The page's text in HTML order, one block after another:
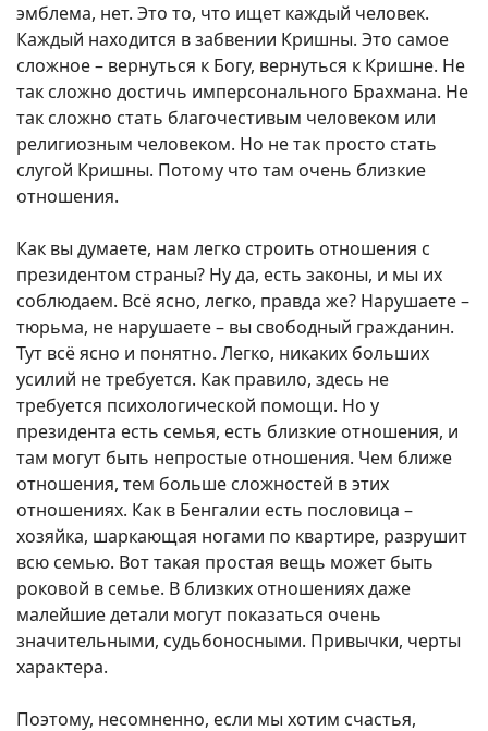
эмблема, нет. Это то, что ищет каждый человек.
Каждый находится в забвении Кришны. Это самое
сложное – вернуться к Богу, вернуться к Кришне. Не
так сложно достичь имперсонального Брахмана. Не
так сложно стать благочестивым человеком или
религиозным человеком. Но не так просто стать
слугой Кришны. Потому что там очень близкие
отношения.
Как вы думаете, нам легко строить отношения с
президентом страны? Ну да, есть законы, и мы их
соблюдаем. Всё ясно, легко, правда же? Нарушаете –
тюрьма, не нарушаете – вы свободный гражданин.
Тут всё ясно и понятно. Легко, никаких больших
усилий не требуется. Как правило, здесь не
требуется психологической помощи. Но у
президента есть семья, есть близкие отношения, и
там могут быть непростые отношения. Чем ближе
отношения, тем больше сложностей в этих
отношениях. Как в Бенгалии есть пословица –
хозяйка, шаркающая ногами по квартире, разрушит
всю семью. Вот такая простая вещь может быть
роковой в семье. В близких отношениях даже
малейшие детали могут показаться очень
значительными, судьбоносными. Привычки, черты
характера.
Поэтому, несомненно, если мы хотим счастья,